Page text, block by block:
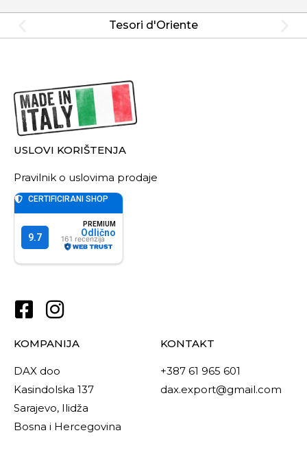
Tesori d'Oriente
USLOVI KORIŠTENJA
Pravilnik o uslovima prodaje
KOMPANIJA
DAX doo
Kasindolska 137
Sarajevo, Ilidža
Bosna i Hercegovina
KONTAKT
+387 61 965 601
dax.export@gmail.com